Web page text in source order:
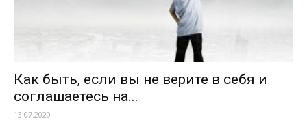
Как быть, если вы не верите в себя и
соглашаетесь на...
13.07.2020